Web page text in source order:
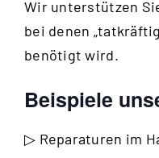
Wir unterstützen
bei denen
benötigt wird.
Beispiele
▷ Reparaturen im